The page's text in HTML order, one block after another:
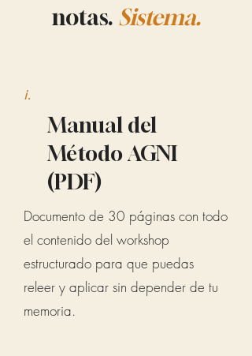
notas. Sistema.
i.
Manual del
Método AGNI
(PDF)
Documento de 30 páginas con todo
el contenido del workshop
estructurado para que puedas
releer y aplicar sin depender de tu
memoria.